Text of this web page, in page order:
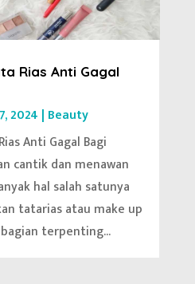
Rias Anti Gagal
2024 | Beauty
Anti Gagal Bagi
cantik dan menawan
hal salah satunya
tatarias atau make up
terpenting...